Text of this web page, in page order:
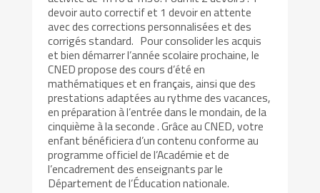
devoir auto correctif et 1 devoir en attente
avec des corrections personnalisées et des
corrigés standard. Pour consolider les acquis
et bien démarrer l’année scolaire prochaine, le
CNED propose des cours d’été en
mathématiques et en français, ainsi que des
prestations adaptées au rythme des vacances,
en préparation à l’entrée dans le mondain, de la
cinquième à la seconde . Grâce au CNED, votre
enfant bénéficiera d’un contenu conforme au
programme officiel de l’Académie et de
l’encadrement des enseignants par le
Département de l’Éducation nationale.